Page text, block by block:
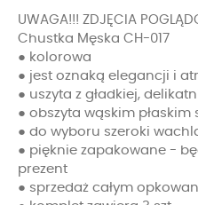
UWAGA!!! ZDJĘCIA
Chustka Męska CH-017
● kolorowa
● jest oznaką elegancji i
● uszyta z gładkiej,
● obszyta wąskim płaskim
● do wyboru szeroki
● pięknie zapakowane -
prezent
● sprzedaż całym